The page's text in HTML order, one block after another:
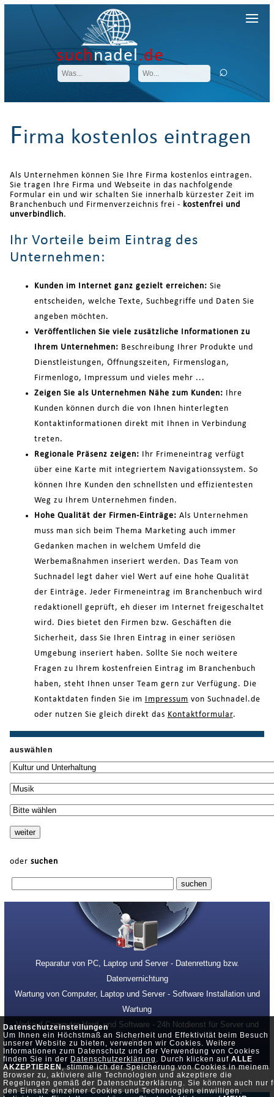
Datenschutzeinstellungen
Um Ihnen ein Höchstmaß an Sicherheit und Effektivität beim Besuch
unserer Website zu bieten, verwenden wir Cookies. Weitere
Informationen zum Datenschutz und der Verwendung von Cookies
finden Sie in der Datenschutzerklärung . Durch klicken auf ALLE
AKZEPTIEREN, stimme ich der Speicherung von Cookies in meinem
Browser zu, aktiviere alle Technologien und akzeptiere die
Regelungen gemäß der Datenschutzerklärung. Sie können auch nur
den Einsatz einzelner Cookies und Technologien einwilligen.
suchnadel.de
Firma kostenlos eintragen
Als Unternehmen können Sie Ihre Firma kostenlos eintragen.
Sie tragen Ihre Firma und Webseite in das nachfolgende
Formular ein und wir schalten Sie innerhalb kürzester Zeit im
Branchenbuch und Firmenverzeichnis frei - kostenfrei und
unverbindlich.
Ihr Vorteile beim Eintrag des
Unternehmen:
Kunden im Internet ganz gezielt erreichen: Sie
entscheiden, welche Texte, Suchbegriffe und Daten Sie
angeben möchten.
Veröffentlichen Sie viele zusätzliche Informationen zu
Ihrem Unternehmen: Beschreibung Ihrer Produkte und
Dienstleistungen, Öffnungszeiten, Firmenslogan,
Firmenlogo, Impressum und vieles mehr ...
Zeigen Sie als Unternehmen Nähe zum Kunden: Ihre
Kunden können durch die von Ihnen hinterlegten
Kontaktinformationen direkt mit Ihnen in Verbindung
treten.
Regionale Präsenz zeigen: Ihr Frimeneintrag verfügt
über eine Karte mit integriertem Navigationssystem. So
können Ihre Kunden den schnellsten und effizientesten
Weg zu Ihrem Unternehmen finden.
Hohe Qualität der Firmen-Einträge: Als Unternehmen
muss man sich beim Thema Marketing auch immer
Gedanken machen in welchem Umfeld die
Werbemaßnahmen inseriert werden. Das Team von
Suchnadel legt daher viel Wert auf eine hohe Qualität
der Einträge. Jeder Firmeneintrag im Branchenbuch wird
redaktionell geprüft, eh dieser im Internet freigeschaltet
wird. Dies bietet den Firmen bzw. Geschäften die
Sicherheit, dass Sie Ihren Eintrag in einer seriösen
Umgebung inseriert haben. Sollte Sie noch weitere
Fragen zu Ihrem kostenfreien Eintrag im Branchenbuch
haben, steht Ihnen unser Team gern zur Verfügung. Die
Kontaktdaten finden Sie im
Impressum von Suchnadel.de
oder nutzen Sie gleich direkt das Kontaktformular.
auswählen
oder suchen
Reparatur von PC, Laptop und Server - Datenrettung bzw.
Datenvernichtung
Wartung von Computer, Laptop und Server - Software Installation und
Wartung
Verkauf Computer Hard- und Software - 24h Notdienst für Server und
PC